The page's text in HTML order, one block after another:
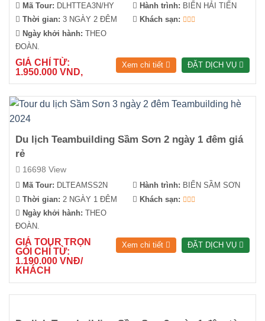
Mã Tour: DLHTTEA3N/HY
Thời gian: 3 NGÀY 2 ĐÊM
Ngày khởi hành: THEO
ĐOÀN.
Hành trình: BIỂN HẢI TIẾN
Khách sạn:
GIÁ CHỈ TỪ:
1.950.000 VND,
Xem chi tiết ĐẶT DỊCH VỤ
Du lịch Teambuilding Sầm Sơn 2 ngày 1 đêm giá
rẻ
16698 View
Mã Tour: DLTEAMSS2N
Thời gian: 2 NGÀY 1 ĐÊM
Ngày khởi hành: THEO
ĐOÀN.
Hành trình: BIỂN SẦM SƠN
Khách sạn:
GIÁ TOUR TRỌN
GÓI CHỈ TỪ:
1.190.000 VNĐ/
KHÁCH
Xem chi tiết ĐẶT DỊCH VỤ